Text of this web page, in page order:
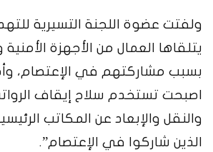
ولفتت عضوة اللجنة التسيرية
يتلقاها العمال من الأجهزة الأمنية
بسبب مشاركتهم في الإعتصام،
اصبحت تستخدم سلاح إيقاف
والنقل والإبعاد عن المكاتب
الذين شاركوا في الإعتصام”.